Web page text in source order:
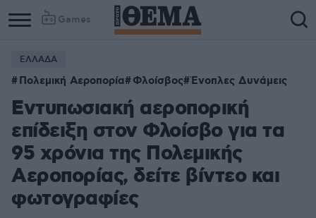
Games
ΕΛΛΑΔΑ
Πολεμική Αεροπορία Φλοίσβος Ένοπλες Δυνάμεις
Εντυπωσιακή αεροπορική
επίδειξη στον Φλοίσβο για τα
95 χρόνια της Πολεμικής
Αεροπορίας, δείτε βίντεο και
φωτογραφίες